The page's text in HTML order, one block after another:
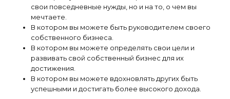
свои повседневные нужды, но и на то, о чем вы
мечтаете.
В котором вы можете быть руководителем своего
собственного бизнеса.
В котором вы можете определять свои цели и
развивать свой собственный бизнес для их
достижения.
В котором вы можете вдохновлять других быть
успешными и достигать более высокого дохода.